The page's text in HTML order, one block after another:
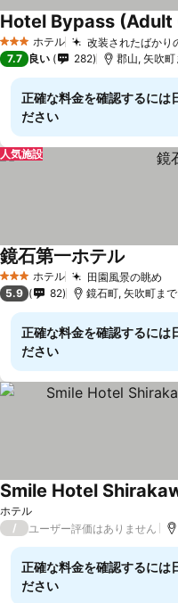
3 ホテルのランク
ホテル 改装されたばかり
Hotel Bypass (Adult
7.7 良い 282 郡山, 矢吹
正確な料金を確認するには
ださい
人気施設
3 ホテルのランク
ホテル 田園風景の眺め
鏡石第一ホテル
5.9 82 鏡石町, 矢吹町ま
正確な料金を確認するには
ださい
ホテル
/ ユーザー評価はありません
正確な料金を確認するには
ださい